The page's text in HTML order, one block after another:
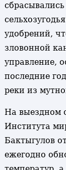
удобрений,
зловонной
управление,
последние
реки из
На выездном
Института
Бактыгулов
ежегодно